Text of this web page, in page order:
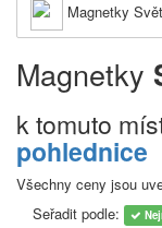
Magnetky Svět
Magnetky
k tomuto
pohlednice
Všechny ceny jsou
Seřadit podle: